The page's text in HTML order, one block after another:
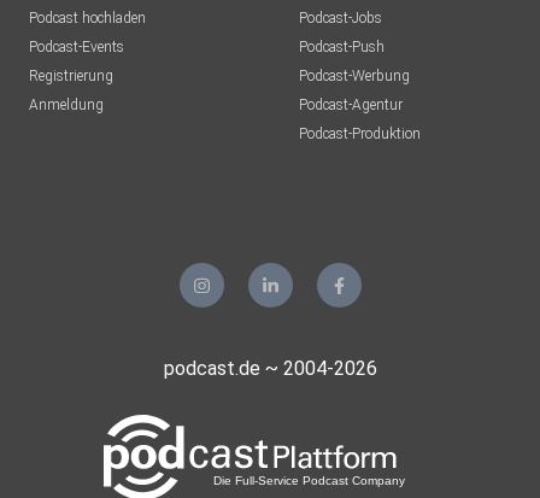
Podcast hochladen
Podcast-Events
Registrierung
Anmeldung
Podcast-Jobs
Podcast-Push
Podcast-Werbung
Podcast-Agentur
Podcast-Produktion
podcast.de ~ 2004-2026